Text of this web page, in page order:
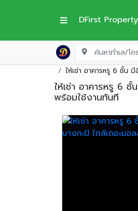
DFirst Property
หน้าแรก ตึกแถว-อาค
ให้เช่า อาคารหรู 6 ชั้น
ให้เช่า อาคารหรู 6
พร้อมใช้งานทันที